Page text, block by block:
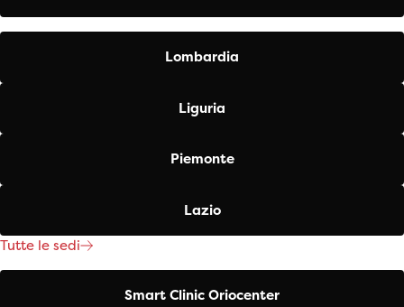
Lombardia
Liguria
Piemonte
Lazio
Tutte le sedi
Smart Clinic Oriocenter